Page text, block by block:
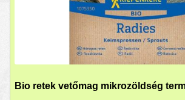
Bio retek vetőmag mikrozöldség